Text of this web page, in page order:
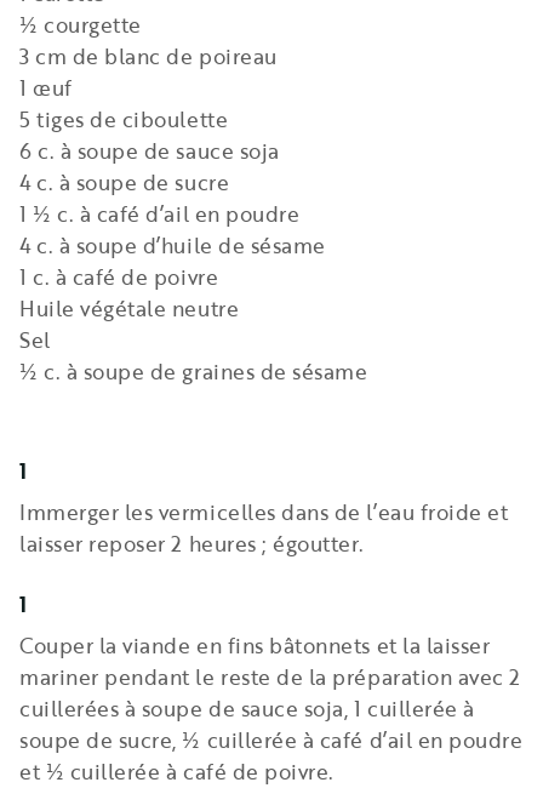
½ courgette
3 cm de blanc de poireau
1 œuf
5 tiges de ciboulette
6 c. à soupe de sauce soja
4 c. à soupe de sucre
1 ½ c. à café d’ail en poudre
4 c. à soupe d’huile de sésame
1 c. à café de poivre
Huile végétale neutre
Sel
½ c. à soupe de graines de sésame
1
Immerger les vermicelles dans de l’eau froide et
laisser reposer 2 heures ; égoutter.
1
Couper la viande en fins bâtonnets et la laisser
mariner pendant le reste de la préparation avec 2
cuillerées à soupe de sauce soja, 1 cuillerée à
soupe de sucre, ½ cuillerée à café d’ail en poudre
et ½ cuillerée à café de poivre.